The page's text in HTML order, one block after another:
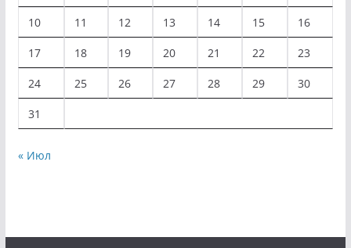
10 11 12 13 14 15 16
17 18 19 20 21 22 23
24 25 26 27 28 29 30
31
« Июл